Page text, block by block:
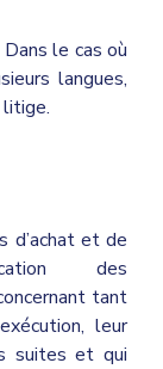
le cas où
langues,
d’achat et de
des
tant
leur
suites et qui